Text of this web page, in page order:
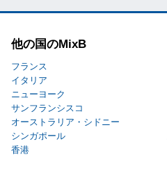
他の国のMixB
フランス
イタリア
ニューヨーク
サンフランシスコ
オーストラリア・シドニー
シンガポール
香港